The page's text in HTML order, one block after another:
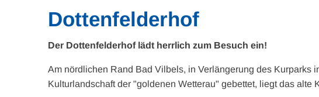
Dottenfelderhof
Der Dottenfelderhof lädt herrlich zum Besuch ein!
Am nördlichen Rand Bad Vilbels, in Verlängerung des Kurparks
Kulturlandschaft der "goldenen Wetterau" gebettet, liegt das alte